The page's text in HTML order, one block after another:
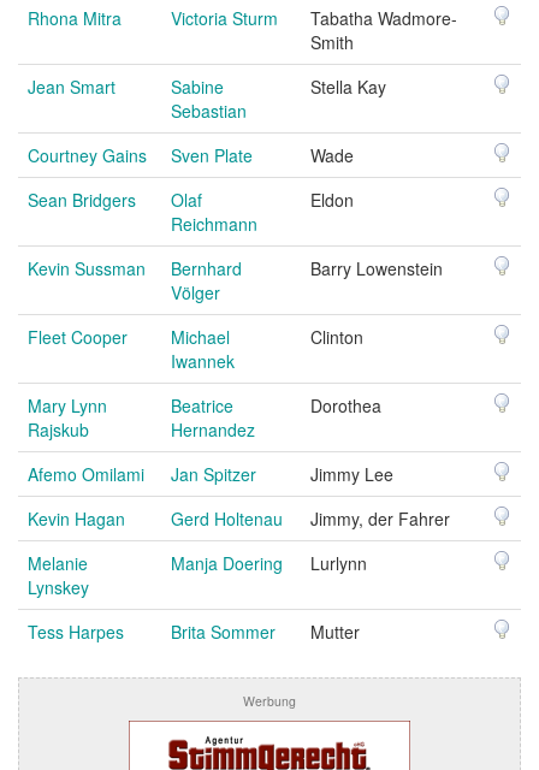
Rhona Mitra Victoria Sturm
Tabatha Wadmore-
Smith
Jean Smart
Sabine
Sebastian
Stella Kay
Courtney Gains Sven Plate
Wade
Sean Bridgers
Olaf
Reichmann
Eldon
Kevin Sussman
Bernhard
Völger
Barry Lowenstein
Fleet Cooper
Michael
Iwannek
Clinton
Mary Lynn
Rajskub
Beatrice
Hernandez
Dorothea
Afemo Omilami Jan Spitzer
Jimmy Lee
Kevin Hagan
Gerd Holtenau
Jimmy, der Fahrer
Melanie
Lynskey
Manja Doering Lurlynn
Tess Harpes Brita Sommer Mutter
Werbung